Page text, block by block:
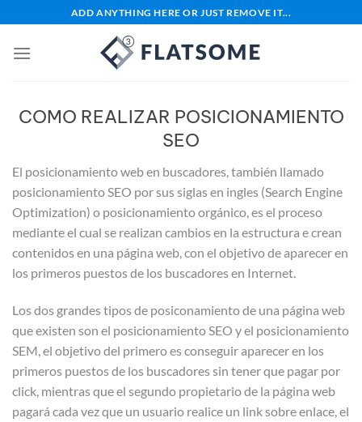
al
contenido
ADD ANYTHING HERE OR JUST REMOVE IT...
COMO REALIZAR POSICIONAMIENTO
SEO
El posicionamiento web en buscadores, también llamado
posicionamiento SEO por sus siglas en ingles (Search Engine
Optimization) o posicionamiento orgánico, es el proceso
mediante el cual se realizan cambios en la estructura e crean
contenidos en una página web, con el objetivo de aparecer en
los primeros puestos de los buscadores en Internet.
Los dos grandes tipos de posiconamiento de una página web
que existen son el posicionamiento SEO y el posicionamiento
SEM, el objetivo del primero es conseguir aparecer en los
primeros puestos de los buscadores sin tener que pagar por
click, mientras que el segundo propietario de la página web
pagará cada vez que un usuario realice un link sobre enlace, el